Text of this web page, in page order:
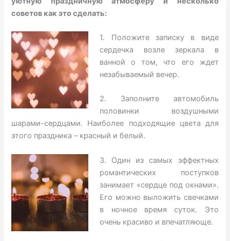
советов как это сделать:
1. Положите записку в виде
сердечка возле зеркала в
ванной о том, что его ждет
незабываемый вечер.
2. Заполните автомобиль
половинки воздушными
шарами-сердцами. Наиболее подходящие цвета для
этого праздника – красный и белый.
3. Один из самых эффектных
романтических поступков
занимает «сердце под окнами».
Его можно выложить свечками
в ночное время суток. Это
очень красиво и впечатляюще.